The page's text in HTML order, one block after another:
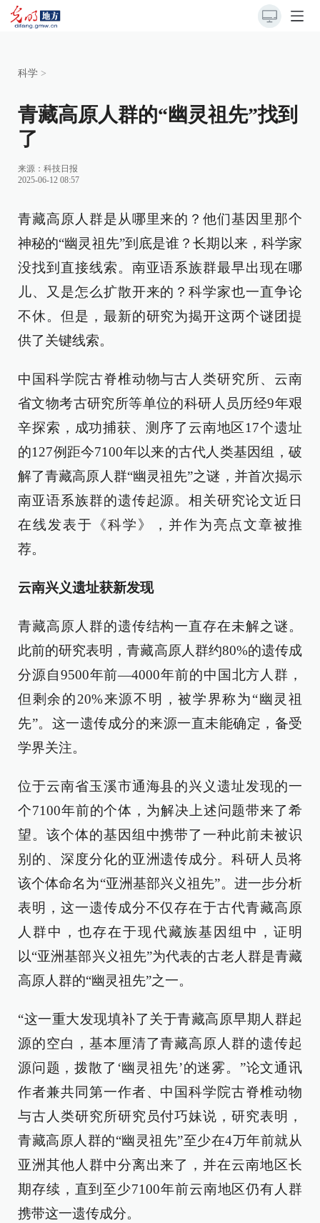
科学 >
青藏高原人群的“幽灵祖先”找到
了
来源： 科技日报
2025-06-12 08:57
青藏高原人群是从哪里来的？他们基因里那个
神秘的“幽灵祖先”到底是谁？长期以来，科学家
没找到直接线索。南亚语系族群最早出现在哪
儿、又是怎么扩散开来的？科学家也一直争论
不休。但是，最新的研究为揭开这两个谜团提
供了关键线索。
中国科学院古脊椎动物与古人类研究所、云南
省文物考古研究所等单位的科研人员历经9年艰
辛探索，成功捕获、测序了云南地区17个遗址
的127例距今7100年以来的古代人类基因组，破
解了青藏高原人群“幽灵祖先”之谜，并首次揭示
南亚语系族群的遗传起源。相关研究论文近日
在线发表于《科学》，并作为亮点文章被推
荐。
云南兴义遗址获新发现
青藏高原人群的遗传结构一直存在未解之谜。
此前的研究表明，青藏高原人群约80%的遗传成
分源自9500年前—4000年前的中国北方人群，
但剩余的20%来源不明，被学界称为“幽灵祖
先”。这一遗传成分的来源一直未能确定，备受
学界关注。
位于云南省玉溪市通海县的兴义遗址发现的一
个7100年前的个体，为解决上述问题带来了希
望。该个体的基因组中携带了一种此前未被识
别的、深度分化的亚洲遗传成分。科研人员将
该个体命名为“亚洲基部兴义祖先”。进一步分析
表明，这一遗传成分不仅存在于古代青藏高原
人群中，也存在于现代藏族基因组中，证明
以“亚洲基部兴义祖先”为代表的古老人群是青藏
高原人群的“幽灵祖先”之一。
“这一重大发现填补了关于青藏高原早期人群起
源的空白，基本厘清了青藏高原人群的遗传起
源问题，拨散了‘幽灵祖先’的迷雾。”论文通讯
作者兼共同第一作者、中国科学院古脊椎动物
与古人类研究所研究员付巧妹说，研究表明，
青藏高原人群的“幽灵祖先”至少在4万年前就从
亚洲其他人群中分离出来了，并在云南地区长
期存续，直到至少7100年前云南地区仍有人群
携带这一遗传成分。